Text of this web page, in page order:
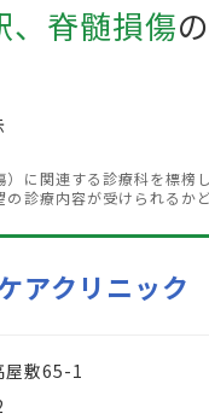
、脊髄損傷
に関連する診療科を標榜
診療内容が受けられるか
アクリニック
屋敷65-1